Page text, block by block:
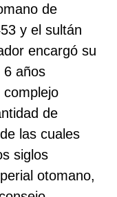
de
y el sultán
encargó su
6 años
de
las cuales
siglos
otomano,